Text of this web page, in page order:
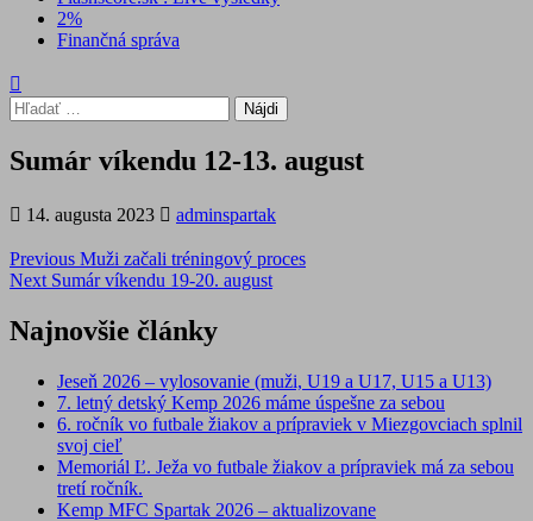
2%
Finančná správa
Hľadať:
Sumár víkendu 12-13. august
14. augusta 2023 adminspartak
Post
navigation
Previous Muži začali tréningový proces
Next Sumár víkendu 19-20. august
Najnovšie články
Jeseň 2026 – vylosovanie (muži, U19 a U17, U15 a U13)
7. letný detský Kemp 2026 máme úspešne za sebou
6. ročník vo futbale žiakov a prípraviek v Miezgovciach splnil
svoj cieľ
Memoriál Ľ. Ježa vo futbale žiakov a prípraviek má za sebou
tretí ročník.
Kemp MFC Spartak 2026 – aktualizovane